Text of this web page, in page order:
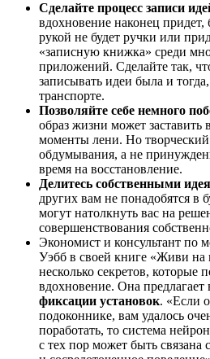
Сделайте процесс записи
вдохновение наконец придет,
рукой не будет ручки или
«записную книжка» среди
приложений. Сделайте так,
записывать идеи была и
транспорте.
Позволяйте себе немного
образ жизни может заставить
моменты лени. Но творческий
обдумывания, а не
время на восстановление.
Делитесь собственными
других вам не понадобятся
могут натолкнуть вас на
совершенствования
Экономист и консультант по
Уэбб в своей книге «Живи на
несколько секретов, которые
вдохновение. Она предлагает
фиксации установок. «Если
подоконнике, вам удалось
поработать, то система
с тех пор может быть связана